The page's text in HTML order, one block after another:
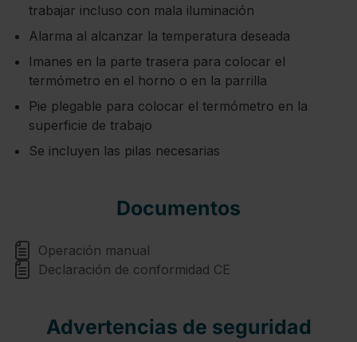
trabajar incluso con mala iluminación
Alarma al alcanzar la temperatura deseada
Imanes en la parte trasera para colocar el
termómetro en el horno o en la parrilla
Pie plegable para colocar el termómetro en la
superficie de trabajo
Se incluyen las pilas necesarias
Documentos
Operación manual
Declaración de conformidad CE
Advertencias de seguridad